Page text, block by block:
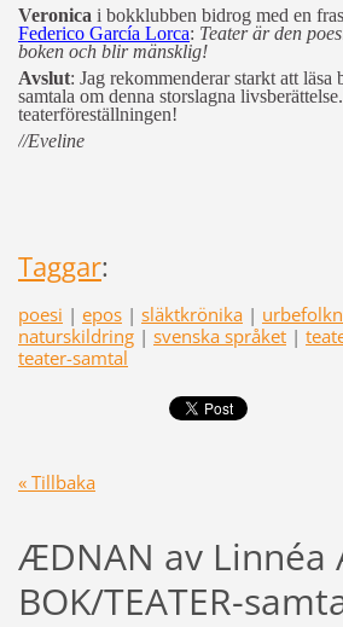
Veronica i bokklubben bidrog med en
Federico García Lorca: Teater är den
boken och blir mänsklig!
Avslut: Jag rekommenderar starkt att läsa
samtala om denna storslagna
teaterföreställningen!
//Eveline
Taggar:
poesi | epos | släktkrönika |
naturskildring | svenska språket |
teater-samtal
« Tillbaka
ÆDNAN av Linnéa
BOK/TEATER-